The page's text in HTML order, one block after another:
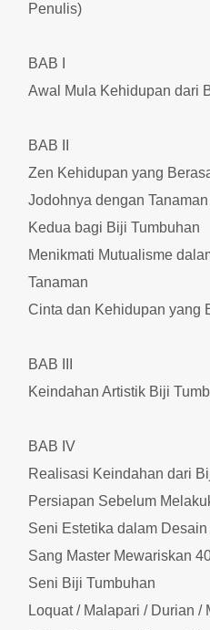
Penulis)
BAB I
Awal Mula Kehidupan dari
BAB II
Zen Kehidupan yang
Jodohnya dengan
Kedua bagi Biji Tumbuhan
Menikmati Mutualisme
Tanaman
Cinta dan Kehidupan yang
BAB III
Keindahan Artistik Biji
BAB IV
Realisasi Keindahan dari
Persiapan Sebelum
Seni Estetika dalam
Sang Master Mewariskan
Seni Biji Tumbuhan
Loquat / Malapari / Durian /